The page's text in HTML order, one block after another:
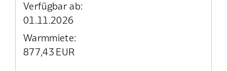
Verfügbar ab:
01.11.2026
Warmmiete:
877,43 EUR